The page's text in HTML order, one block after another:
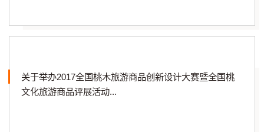
关于举办2017全国桃木旅游商品创新设计大赛暨全国桃
文化旅游商品评展活动...